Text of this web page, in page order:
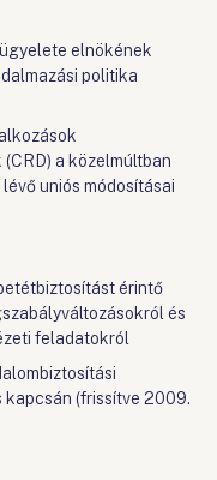
elnökének
politika
a közelmúltban
uniós módosításai
érintő
és
feladatokról
kapcsán (frissítve 2009.